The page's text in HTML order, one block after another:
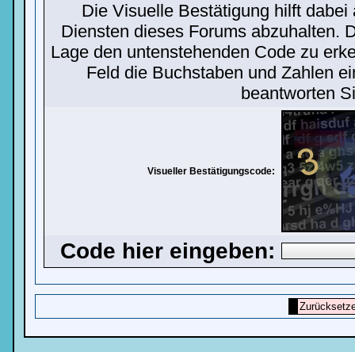
Die Visuelle Bestätigung hilft
Diensten dieses Forums abzuhalten.
Lage den untenstehenden Code zu
Feld die Buchstaben und Zahlen
beantworten
Visueller Bestätigungscode:
Code hier eingeben: